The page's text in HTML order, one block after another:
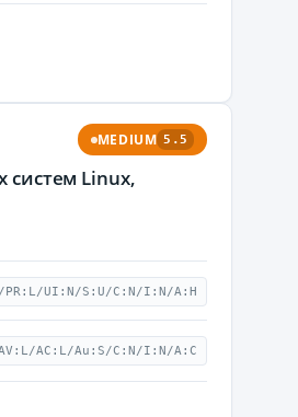
MEDIUM 5.5
Linux,
PR:L/UI:N/S:U/C:N/I:N/A:H
AC:L/Au:S/C:N/I:N/A:C